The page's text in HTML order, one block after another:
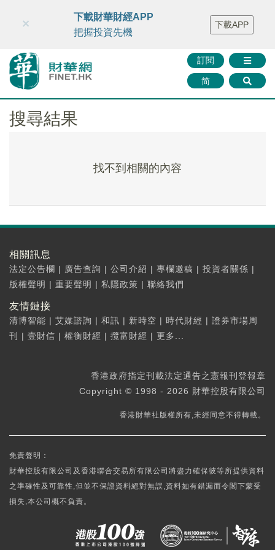
財華智庫網 FINTV FINMETA 財華證券 媒體矩陣
智庫沙龍
聯絡我們
訂閱
简
×
下載財華財經APP
把握投資先機
下載APP
搜尋結果
找不到相關的內容
相關訊息
法定公告欄 | 廣告查詢 | 公司介紹 | 專欄邀稿 | 投資者關係 |
版權聲明 | 重要聲明 | 私隱政策 | 聯絡我們
友情鏈接
清博智能 | 艾媒諮詢 | 和訊 | 新時空 | 時代財經 | 證券市場周
刊
| 壹財信 | 權衡財經 | 攬富財經 | 更多...
香港政府指定刊載法定通告之憲報刊登報章
Copyright © 1998 - 2026 財華控股有限公司
香港財華社版權所有,未經同意不得轉載。
免責聲明：
財華控股有限公司及香港聯合交易所有限公司將盡力確保彼等所提供資料
之準確性及可靠性,但並不保證資料絕對無誤,資料如有錯漏而令閣下蒙受
損失,本公司概不負責。